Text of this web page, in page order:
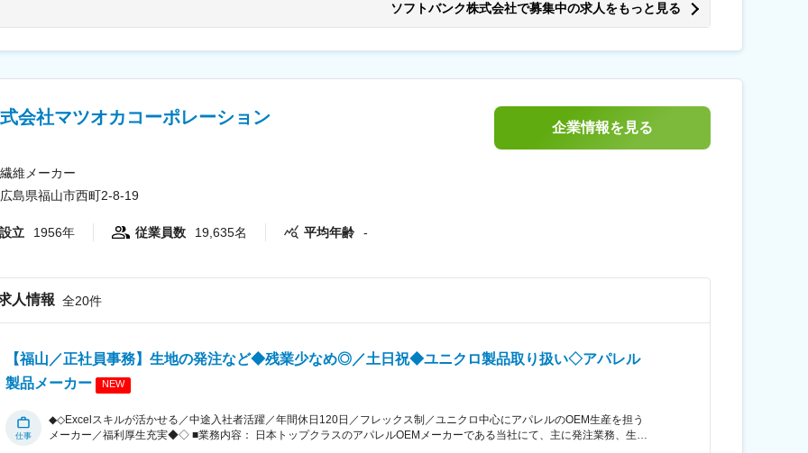
の提案・協議に同席し、韓国語と日本語での同時通訳を実施 ・会議前の事前準備（資料翻訳、社内ブリーフィング、用語集
ソフトバンク株式会社で募集中の求人をもっと見る
会社マツオカコーポレーション
維メーカー
島県福山市西町2-8-19
企業情報を見る
立 1956年 従業員数 19,635名 平均年齢 -
人情報 全20件
【福山／正社員事務】生地の発注など◆残業少なめ◎／土日祝◆ユニクロ製品取り扱い◇アパレル
製品メーカー
NEW
◆◇Excelスキルが活かせる／中途入社者活躍／年間休日120日／フレックス制／ユニクロ中心にアパレルのOEM生産を担う
メーカー／福利厚生充実◆◇ ■業務内容： 日本トップクラスのアパレルOEMメーカーである当社にて、主に発注業務、生産/